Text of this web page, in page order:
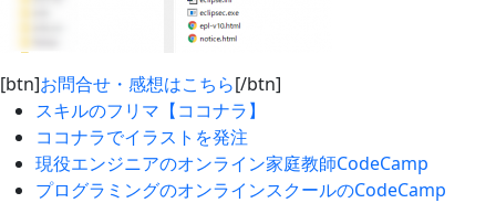
[btn]お問合せ・感想はこちら[/btn]
スキルのフリマ【ココナラ】
ココナラでイラストを発注
現役エンジニアのオンライン家庭教師CodeCamp
プログラミングのオンラインスクールのCodeCamp